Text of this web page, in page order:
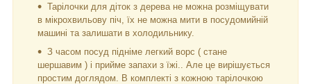
Тарілочки для діток з дерева не можна розміщувати
в мікрохвильову піч, їх не можна мити в посудомийній
машині та залишати в холодильнику.
З часом посуд підніме легкий ворс ( стане
шершавим ) і прийме запахи з їжі.. Але це вирішується
простим доглядом. В комплекті з кожною тарілочкою